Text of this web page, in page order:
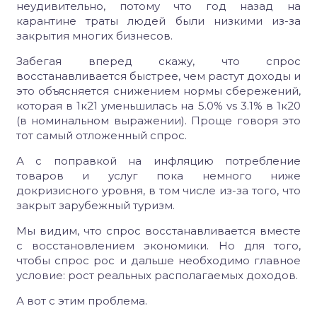
неудивительно, потому что год назад на
карантине траты людей были низкими из-за
закрытия многих бизнесов.
Забегая вперед скажу, что спрос
восстанавливается быстрее, чем растут доходы и
это объясняется снижением нормы сбережений,
которая в 1к21 уменьшилась на 5.0% vs 3.1% в 1к20
(в номинальном выражении). Проще говоря это
тот самый отложенный спрос.
А с поправкой на инфляцию потребление
товаров и услуг пока немного ниже
докризисного уровня, в том числе из-за того, что
закрыт зарубежный туризм.
Мы видим, что спрос восстанавливается вместе
с восстановлением экономики. Но для того,
чтобы спрос рос и дальше необходимо главное
условие: рост реальных располагаемых доходов.
А вот с этим проблема.